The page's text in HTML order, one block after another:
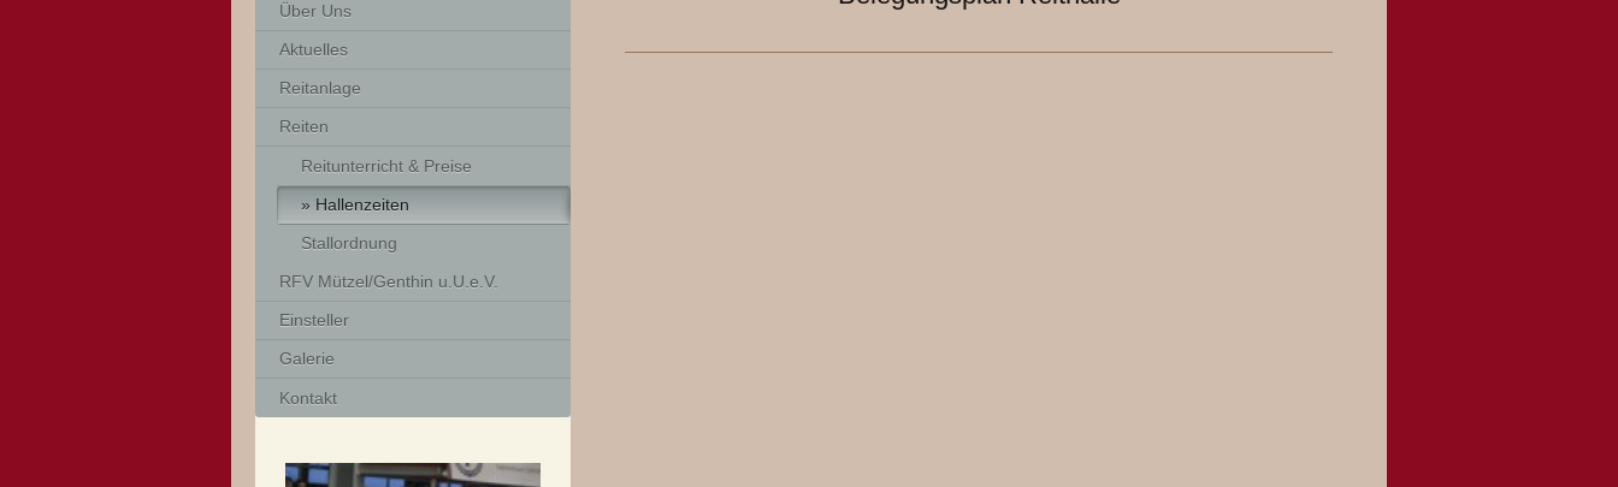
Über Uns
Aktuelles
Reitanlage
Reiten
Reitunterricht & Preise
Hallenzeiten
Stallordnung
RFV Mützel/Genthin u.U.e.V.
Einsteller
Galerie
Kontakt